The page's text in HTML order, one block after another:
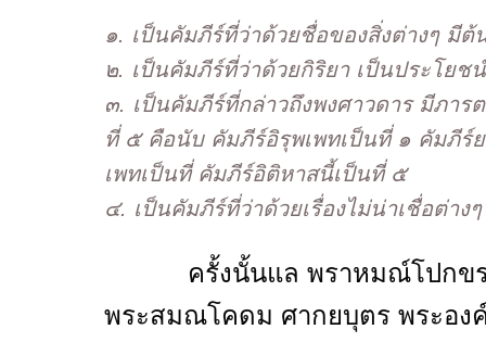
๑. เป็นคัมภีร์ที่ว่าด้วยชื่อของสิ่งต่างๆ มีต้
๒. เป็นคัมภีร์ที่ว่าด้วยกิริยา เป็นประโยช
๓. เป็นคัมภีร์ที่กล่าวถึงพงศาวดาร มีภา
ที่ ๕ คือนับ คัมภีร์อิรุพเพทเป็นที่ ๑ คัมภีร์
เพทเป็นที่ คัมภีร์อิติหาสนี้เป็นที่ ๕
๔. เป็นคัมภีร์ที่ว่าด้วยเรื่องไม่น่าเชื่อต่างๆ
ครั้งนั้นแล พราหมณ์โปกขรสา
พระสมณโคดม ศากยบุตร พระอง